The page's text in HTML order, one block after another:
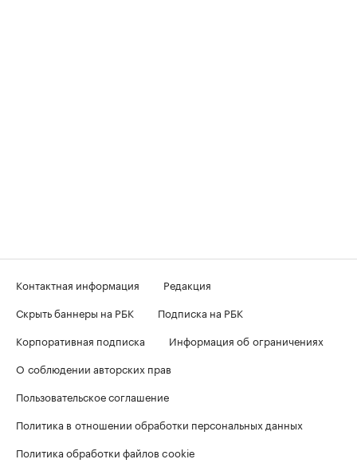
Контактная информация
Редакция
Скрыть баннеры на РБК
Подписка на РБК
Корпоративная подписка
Информация об ограничениях
О соблюдении авторских прав
Пользовательское соглашение
Политика в отношении обработки персональных данных
Политика обработки файлов cookie